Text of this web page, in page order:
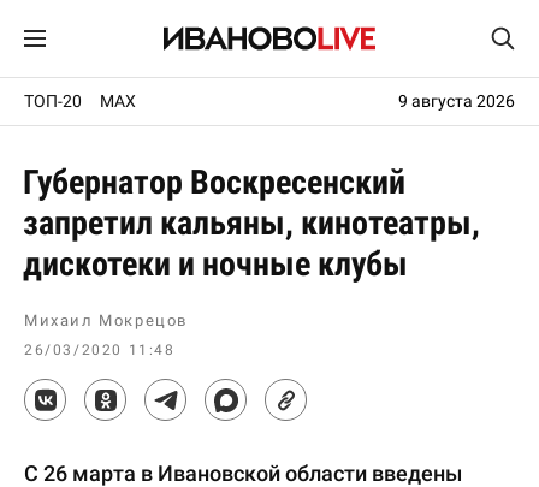
ТОП-20 MAX 9 августа 2026
Губернатор Воскресенский
запретил кальяны, кинотеатры,
дискотеки и ночные клубы
Михаил Мокрецов
26/03/2020 11:48
С 26 марта в Ивановской области введены